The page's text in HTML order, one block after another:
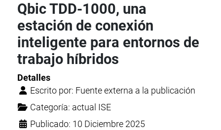
Qbic TDD-1000, una
estación de conexión
inteligente para entornos de
trabajo híbridos
Detalles
Escrito por: Fuente externa a la publicación
Categoría: actual ISE
Publicado: 10 Diciembre 2025